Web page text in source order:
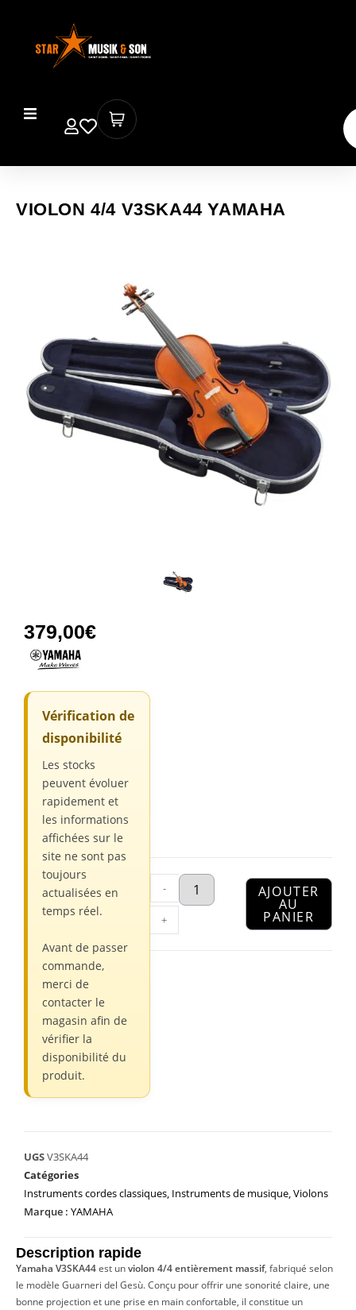
VIOLON 4/4 V3SKA44 YAMAHA
379,00€
Vérification de
disponibilité
Les stocks
peuvent évoluer
rapidement et
les informations
affichées sur le
site ne sont pas
toujours
actualisées en
temps réel.
Avant de passer
commande,
merci de
contacter le
magasin afin de
vérifier la
disponibilité du
produit.
-
+
AJOUTER
AU
PANIER
UGSV3SKA44
Catégories
Instruments cordes classiques, Instruments de musique,Violons
Marque : YAMAHA
Description rapide
Yamaha V3SKA44est unviolon 4/4 entièrement massif, fabriqué selon
le modèle Guarneri del Gesù. Conçu pour offrir une sonorité claire, une
bonne projection et une prise en main confortable, il constitue un